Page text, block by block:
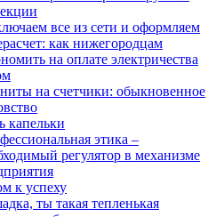
все из сети и оформляем
как нижегородцам
на оплате электричества
на счетчики: обыкновенное
капельки
этика –
регулятор в механизме
к успеху
ты такая тепленькая